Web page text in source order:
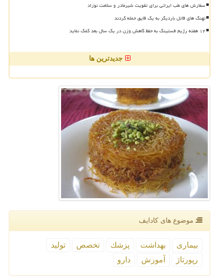
سفارش های طب ایرانی برای تقویت شیرمادر و سلامت نوزاد
نهنگ های قاتل باردیگر به یک قایق حمله کردند
۱۲ هفته رژیم فستینگ به حفظ کاهش وزن در یک سال بعد کمک نماید
جدیدترین ها
موضوع های كادایف
بیماری بهداشت پزشك تخصص
تولید
رپورتاژ
آموزش دارو